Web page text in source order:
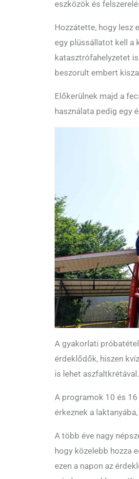
eszközök és
Hozzátette, hogy lesz
egy plüssállatot kell a
katasztrófahelyzetet
beszorult embert
Előkerülnek majd a
használata pedig egy
A gyakorlati
érdeklődők, hiszen
is lehet aszfaltkrétával.
A programok 10 és
érkeznek a
A több éve nagy
hogy közelebb hozza
ezen a napon az